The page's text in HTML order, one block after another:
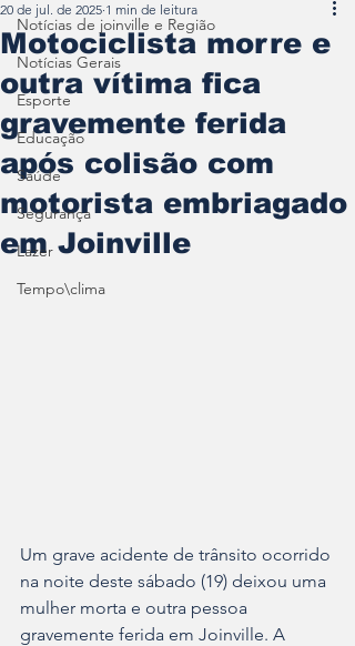
Notícias de joinville e Região
Notícias Gerais
Esporte
Educação
Saúde
Segurança
Lazer
Tempo\clima
Motociclista morre e
outra vítima fica
gravemente ferida
após colisão com
motorista embriagado
em Joinville
20 de jul. de 2025 1 min de leitura
Um grave acidente de trânsito ocorrido
na noite deste sábado (19) deixou uma
mulher morta e outra pessoa
gravemente ferida em Joinville. A